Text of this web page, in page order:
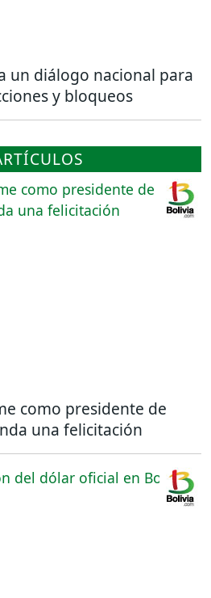
un diálogo nacional para
y bloqueos
como presidente de
una felicitación